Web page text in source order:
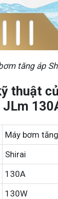
tăng áp
thuật
Máy bơm
Shirai
130A
130W